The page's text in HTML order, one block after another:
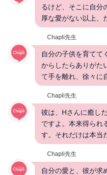
るけど、そこに自分
厚な愛がない以上、
Chapli先生
自分の子供を育てて
からしたらありがた
て手を離れ、徐々に
Chapli先生
彼は、Hさんに癒し
ですよ。本来得られ
す。それだけは本当
Chapli先生
自分の愛と、彼が求